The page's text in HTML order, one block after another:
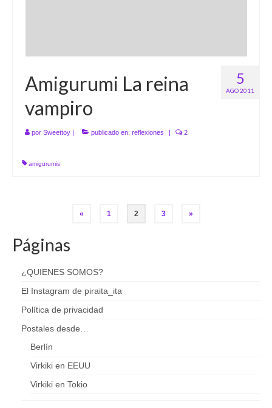
5
AGO 2011
Amigurumi La reina
vampiro
por Sweettoy publicado en: reflexiones 2
amigurumis
Paginación
de
entradas
« 1 2 3 »
Páginas
¿QUIENES SOMOS?
El Instagram de piraita_ita
Política de privacidad
Postales desde…
Berlín
Virkiki en EEUU
Virkiki en Tokio